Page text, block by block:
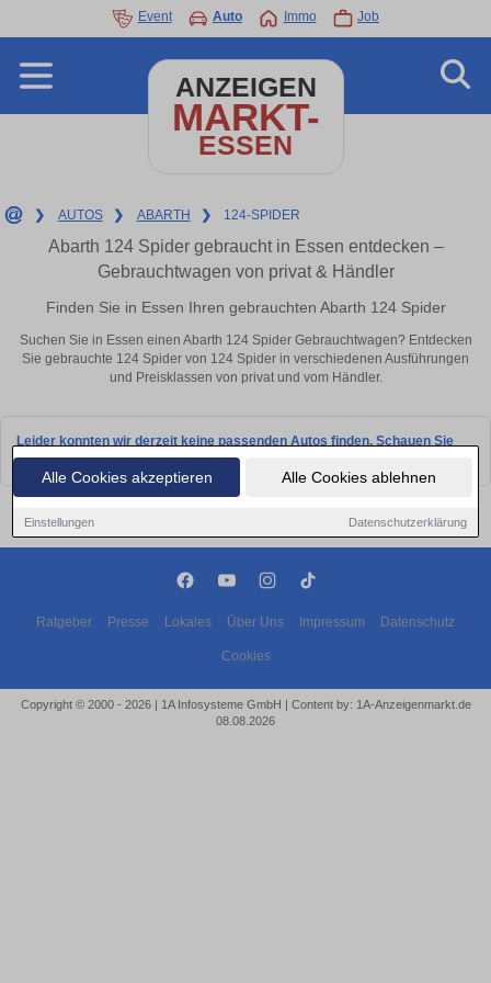
Alle Cookies akzeptieren Alle Cookies ablehnen
Einstellungen Datenschutzerklärung
Event Auto Immo Job
ANZEIGEN
MARKT-
ESSEN
❯ AUTOS ❯ ABARTH ❯ 124-SPIDER
Abarth 124 Spider gebraucht in Essen entdecken –
Gebrauchtwagen von privat & Händler
Finden Sie in Essen Ihren gebrauchten Abarth 124 Spider
Suchen Sie in Essen einen Abarth 124 Spider Gebrauchtwagen? Entdecken
Sie gebrauchte 124 Spider von 124 Spider in verschiedenen Ausführungen
und Preisklassen von privat und vom Händler.
Leider konnten wir derzeit keine passenden Autos finden. Schauen Sie
bald wieder vorbei!
Ratgeber Presse Lokales Über Uns Impressum Datenschutz
Cookies
Copyright © 2000 - 2026 | 1A Infosysteme GmbH | Content by: 1A-Anzeigenmarkt.de
08.08.2026